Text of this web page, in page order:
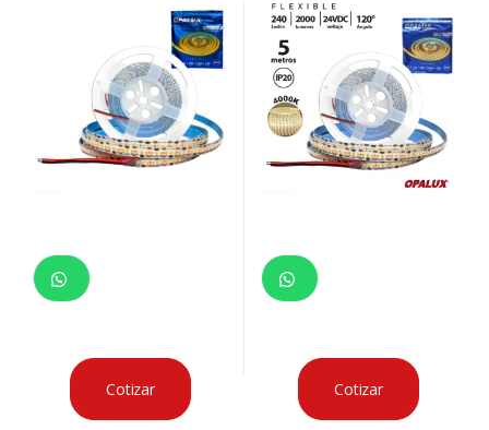
Cotizar Cotizar